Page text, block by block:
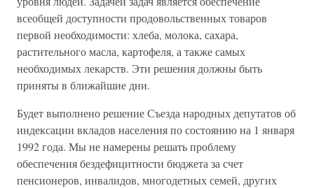
всеобщей доступности продовольственных товаров
первой необходимости: хлеба, молока, сахара,
растительного масла, картофеля, а также самых
необходимых лекарств. Эти решения должны быть
приняты в ближайшие дни.
Будет выполнено решение Съезда народных депутатов об
индексации вкладов населения по состоянию на 1 января
1992 года. Мы не намерены решать проблему
обеспечения бездефицитности бюджета за счет
пенсионеров, инвалидов, многодетных семей, других